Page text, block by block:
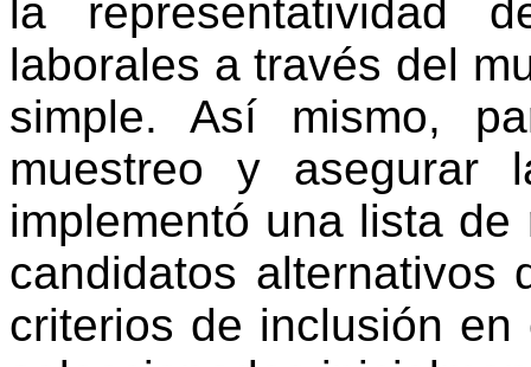
la representatividad
laborales a través del
simple. Así mismo,
muestreo y
implementó una lista
candidatos alternativos
criterios de inclusión